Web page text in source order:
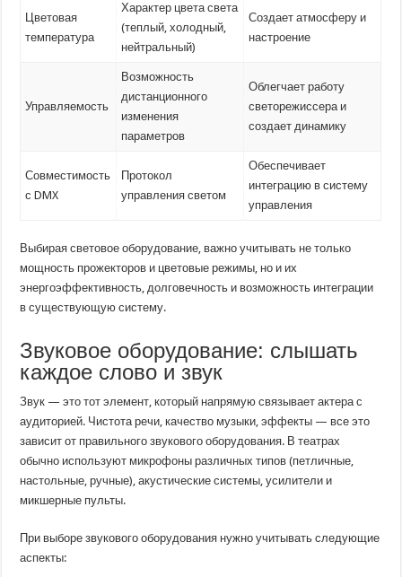
Цветовая
температура
Характер цвета света
(теплый, холодный,
нейтральный)
Создает атмосферу и
настроение
Управляемость
Возможность
дистанционного
изменения
параметров
Облегчает работу
светорежиссера и
создает динамику
Совместимость
с DMX
Протокол
управления светом
Обеспечивает
интеграцию в систему
управления
Выбирая световое оборудование, важно учитывать не только
мощность прожекторов и цветовые режимы, но и их
энергоэффективность, долговечность и возможность интеграции
в существующую систему.
Звуковое оборудование: слышать
каждое слово и звук
Звук — это тот элемент, который напрямую связывает актера с
аудиторией. Чистота речи, качество музыки, эффекты — все это
зависит от правильного звукового оборудования. В театрах
обычно используют микрофоны различных типов (петличные,
настольные, ручные), акустические системы, усилители и
микшерные пульты.
При выборе звукового оборудования нужно учитывать следующие
аспекты: